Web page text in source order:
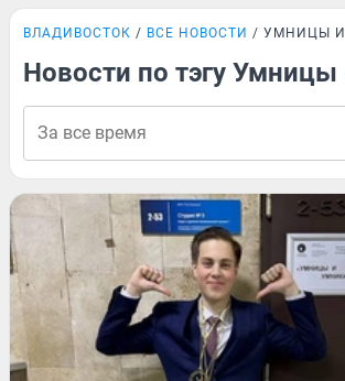
ВЛАДИВОСТОК ВСЕ НОВОСТИ УМНИЦЫ
Новости по тэгу